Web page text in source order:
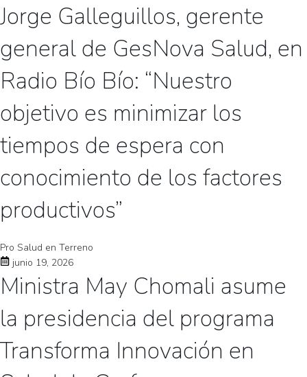
Jorge Galleguillos, gerente
general de GesNova Salud, en
Radio Bío Bío: “Nuestro
objetivo es minimizar los
tiempos de espera con
conocimiento de los factores
productivos”
Pro Salud en Terreno
junio 19, 2026
Ministra May Chomali asume
la presidencia del programa
Transforma Innovación en